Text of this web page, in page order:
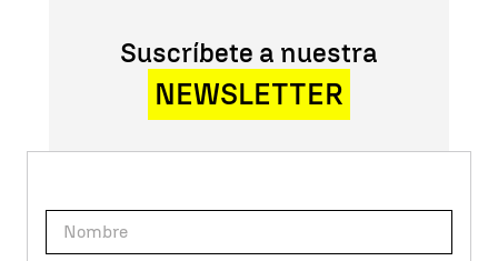
Suscríbete a nuestra
NEWSLETTER